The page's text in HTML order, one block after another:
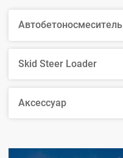
Автобетоносмеситель
Skid Steer Loader
Аксессуар